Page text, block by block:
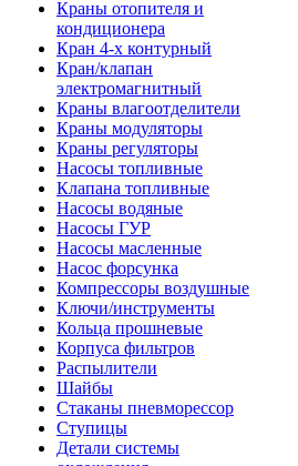
Краны отопителя и
кондиционера
Кран 4-х контурный
Кран/клапан
электромагнитный
Краны влагоотделители
Краны модуляторы
Краны регуляторы
Насосы топливные
Клапана топливные
Насосы водяные
Насосы ГУР
Насосы масленные
Насос форсунка
Компрессоры воздушные
Ключи/инструменты
Кольца прошневые
Корпуса фильтров
Распылители
Шайбы
Стаканы пневморессор
Ступицы
Детали системы